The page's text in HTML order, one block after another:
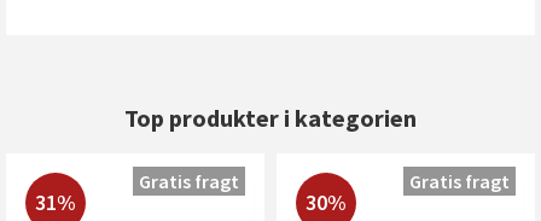
Top produkter i kategorien
31%
Gratis fragt
30%
Gratis fragt